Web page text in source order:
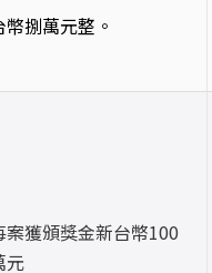
幣捌萬元整。
案獲頒獎金新台幣100
元